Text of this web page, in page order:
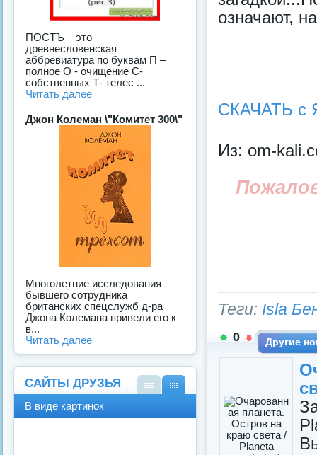
означают,
СКАЧАТЬ с
Из: om-
Теги: Isla
0 Другие
ПОСТЪ – это
древнесловенская
аббревиатура по буквам П –
полное О - очищение С-
собственных Т- телес ...
Читать далее
Джон Колеман \"Комитет 300\"
Многолетние исследования
бывшего сотрудника
британских спецслужб д-ра
Джона Колемана привели его к
в...
Читать далее
САЙТЫ ДРУЗЬЯ
В виде картинок